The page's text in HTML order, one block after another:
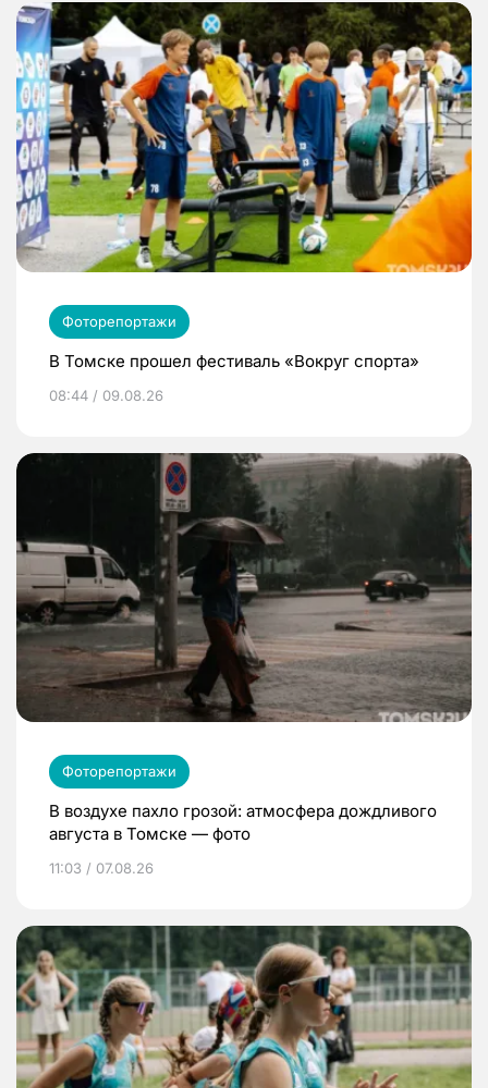
Фоторепортажи
В Томске прошел фестиваль «Вокруг спорта»
08:44 / 09.08.26
Фоторепортажи
В воздухе пахло грозой: атмосфера дождливого
августа в Томске — фото
11:03 / 07.08.26